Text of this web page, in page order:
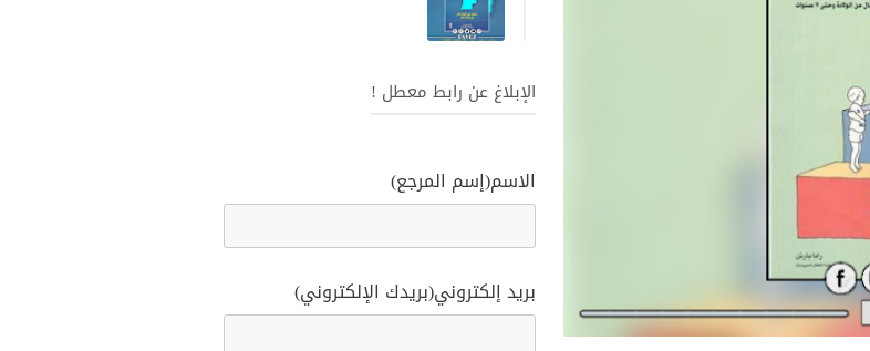
الإبلاغ عن رابط معطل !
الاسم(إسم المرجع)
بريد إلكتروني(بريدك الإلكتروني)